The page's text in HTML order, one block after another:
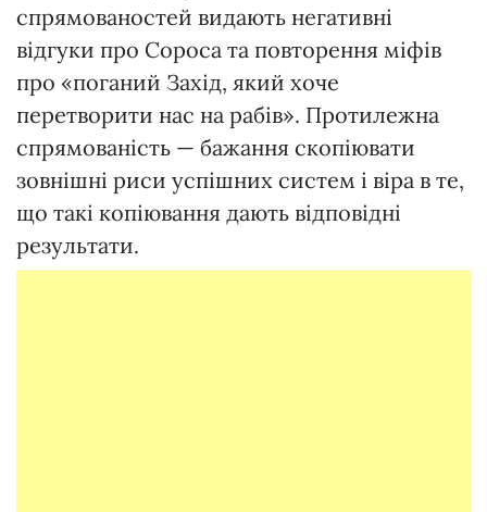
спрямованостей видають негативні
відгуки про Сороса та повторення міфів
про «поганий Захід, який хоче
перетворити нас на рабів». Протилежна
спрямованість — бажання скопіювати
зовнішні риси успішних систем і віра в те,
що такі копіювання дають відповідні
результати.